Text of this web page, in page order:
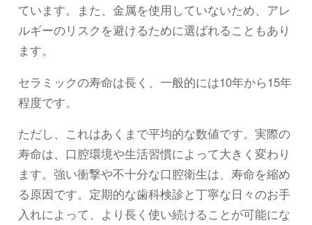
ています。また、金属を使用していないため、アレ
ルギーのリスクを避けるために選ばれることもあり
ます。
セラミックの寿命は長く、一般的には10年から15年
程度です。
ただし、これはあくまで平均的な数値です。実際の
寿命は、口腔環境や生活習慣によって大きく変わり
ます。強い衝撃や不十分な口腔衛生は、寿命を縮め
る原因です。定期的な歯科検診と丁寧な日々のお手
入れによって、より長く使い続けることが可能にな